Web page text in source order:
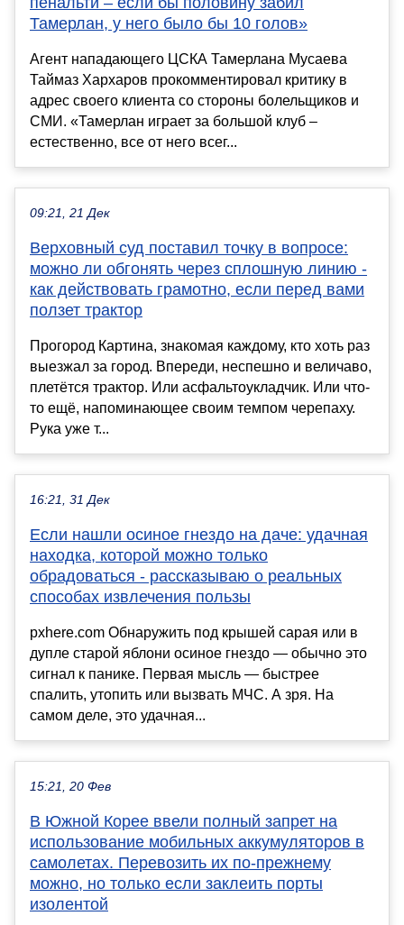
Тамерлан, у него было бы 10 голов»
Агент нападающего ЦСКА Тамерлана Мусаева
Таймаз Хархаров прокомментировал критику в
адрес своего клиента со стороны болельщиков и
СМИ. «Тамерлан играет за большой клуб –
естественно, все от него всег...
09:21, 21 Дек
Верховный суд поставил точку в вопросе:
можно ли обгонять через сплошную линию -
как действовать грамотно, если перед вами
ползет трактор
Прогород Картина, знакомая каждому, кто хоть раз
выезжал за город. Впереди, неспешно и величаво,
плетётся трактор. Или асфальтоукладчик. Или что-
то ещё, напоминающее своим темпом черепаху.
Рука уже т...
16:21, 31 Дек
Если нашли осиное гнездо на даче: удачная
находка, которой можно только
обрадоваться - рассказываю о реальных
способах извлечения пользы
pxhere.com Обнаружить под крышей сарая или в
дупле старой яблони осиное гнездо — обычно это
сигнал к панике. Первая мысль — быстрее
спалить, утопить или вызвать МЧС. А зря. На
самом деле, это удачная...
15:21, 20 Фев
В Южной Корее ввели полный запрет на
использование мобильных аккумуляторов в
самолетах. Перевозить их по-прежнему
можно, но только если заклеить порты
изолентой